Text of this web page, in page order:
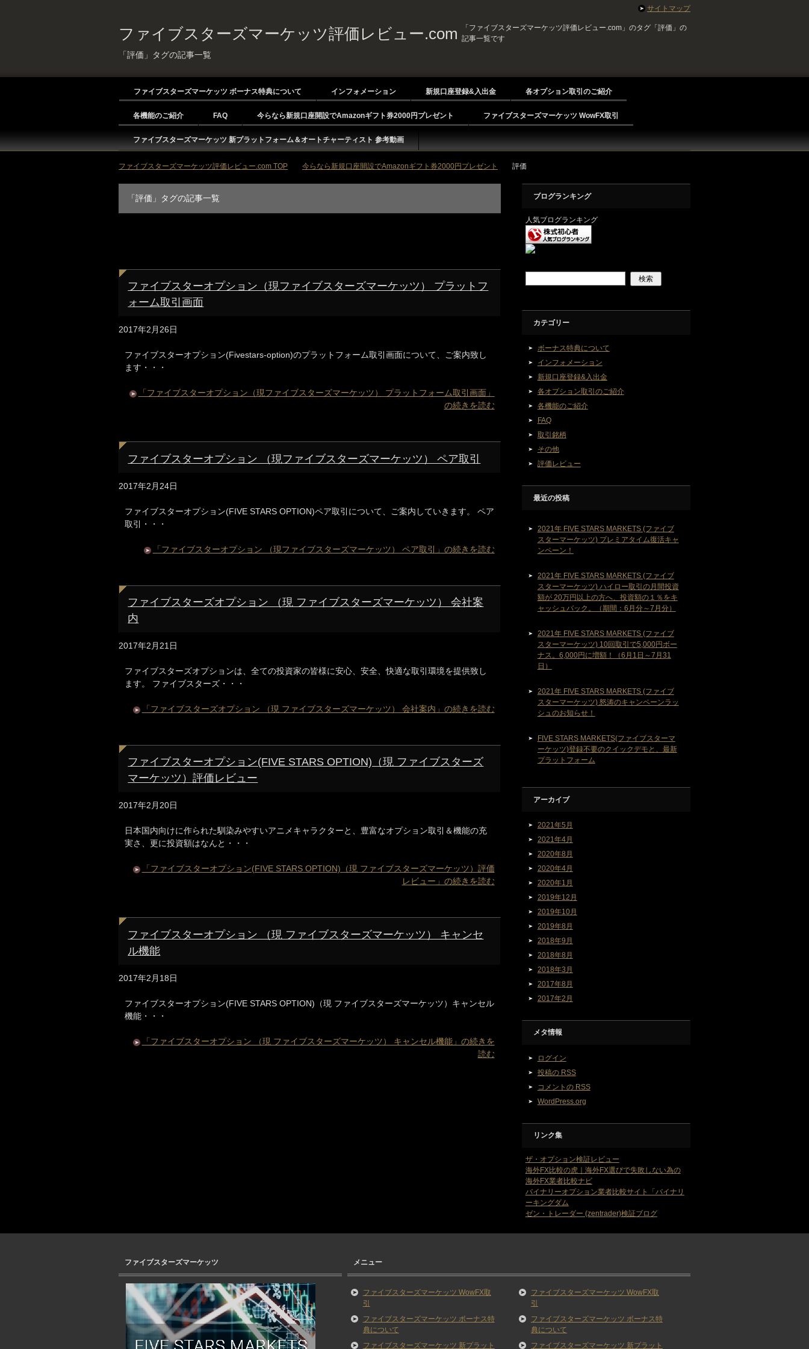
ファイブスターズマーケッツ評価レビュー.com
「評価」タグの記事一覧
「ファイブスターズマーケッツ評価レビュー.com」のタグ「評価」の
記事一覧です
ファイブスターズマーケッツ ボーナス特典について インフォメーション 新規口座登録&入出金 各オプション取引のご紹介
各機能のご紹介 FAQ 今らなら新規口座開設でAmazonギフト券2000円プレゼント ファイブスターズマーケッツ WowFX取引
ファイブスターズマーケッツ 新プラットフォーム＆オートチャーティスト 参考動画
ファイブスターズマーケッツ評価レビュー.com TOP 今らなら新規口座開設でAmazonギフト券2000円プレゼント 評価
「評価」タグの記事一覧
ファイブスターオプション（現ファイブスターズマーケッツ） プラットフ
ォーム取引画面
2017年2月26日
ファイブスターオプション(Fivestars-option)のプラットフォーム取引画面について、ご案内致し
ます・・・
「ファイブスターオプション（現ファイブスターズマーケッツ） プラットフォーム取引画面」
の続きを読む
ファイブスターオプション （現ファイブスターズマーケッツ） ペア取引
2017年2月24日
ファイブスターオプション(FIVE STARS OPTION)ペア取引について、ご案内していきます。 ペア
取引・・・
「ファイブスターオプション （現ファイブスターズマーケッツ） ペア取引」の続きを読む
ファイブスターズオプション （現 ファイブスターズマーケッツ） 会社案
内
2017年2月21日
ファイブスターズオプションは、全ての投資家の皆様に安心、安全、快適な取引環境を提供致し
ます。 ファイブスターズ・・・
「ファイブスターズオプション （現 ファイブスターズマーケッツ） 会社案内」の続きを読む
ファイブスターオプション(FIVE STARS OPTION)（現 ファイブスターズ
マーケッツ）評価レビュー
2017年2月20日
日本国内向けに作られた馴染みやすいアニメキャラクターと、豊富なオプション取引＆機能の充
実さ、更に投資額はなんと・・・
「ファイブスターオプション(FIVE STARS OPTION)（現 ファイブスターズマーケッツ）評価
レビュー」の続きを読む
ファイブスターオプション （現 ファイブスターズマーケッツ） キャンセ
ル機能
2017年2月18日
ファイブスターオプション(FIVE STARS OPTION)（現 ファイブスターズマーケッツ）キャンセル
機能・・・
「ファイブスターオプション （現 ファイブスターズマーケッツ） キャンセル機能」の続きを
読む
ブログランキング
人気ブログランキング
カテゴリー
ボーナス特典について
インフォメーション
新規口座登録&入出金
各オプション取引のご紹介
各機能のご紹介
FAQ
取引銘柄
その他
評価レビュー
最近の投稿
2021年 FIVE STARS MARKETS (ファイブ
スターマーケッツ) プレミアタイム復活キャ
ンペーン！
2021年 FIVE STARS MARKETS (ファイブ
スターマーケッツ) ハイロー取引の月間投資
額が 20万円以上の方へ、投資額の１％をキ
ャッシュバック。（期間：6月分～7月分）
2021年 FIVE STARS MARKETS (ファイブ
スターマーケッツ) 10回取引で5,000円ボー
ナス。6,000円に増額！（6月1日～7月31
日）
2021年 FIVE STARS MARKETS (ファイブ
スターマーケッツ) 怒涛のキャンペーンラッ
シュのお知らせ！
FIVE STARS MARKETS(ファイブスターマ
ーケッツ)登録不要のクイックデモと、最新
プラットフォーム
アーカイブ
2021年5月
2021年4月
2020年8月
2020年4月
2020年1月
2019年12月
2019年10月
2019年8月
2018年9月
2018年8月
2018年3月
2017年8月
2017年2月
メタ情報
ログイン
投稿の RSS
コメントの RSS
WordPress.org
リンク集
ザ・オプション検証レビュー
海外FX比較の虎｜海外FX選びで失敗しない為の
海外FX業者比較ナビ
バイナリーオプション業者比較サイト「バイナリ
ーキングダム
ゼン・トレーダー (zentrader)検証ブログ
ファイブスターズマーケッツ メニュー
ファイブスターズマーケッツ WowFX取
引
ファイブスターズマーケッツ ボーナス特
典について
ファイブスターズマーケッツ 新プラット
ファイブスターズマーケッツ WowFX取
引
ファイブスターズマーケッツ ボーナス特
典について
ファイブスターズマーケッツ 新プラット
サイトマップ